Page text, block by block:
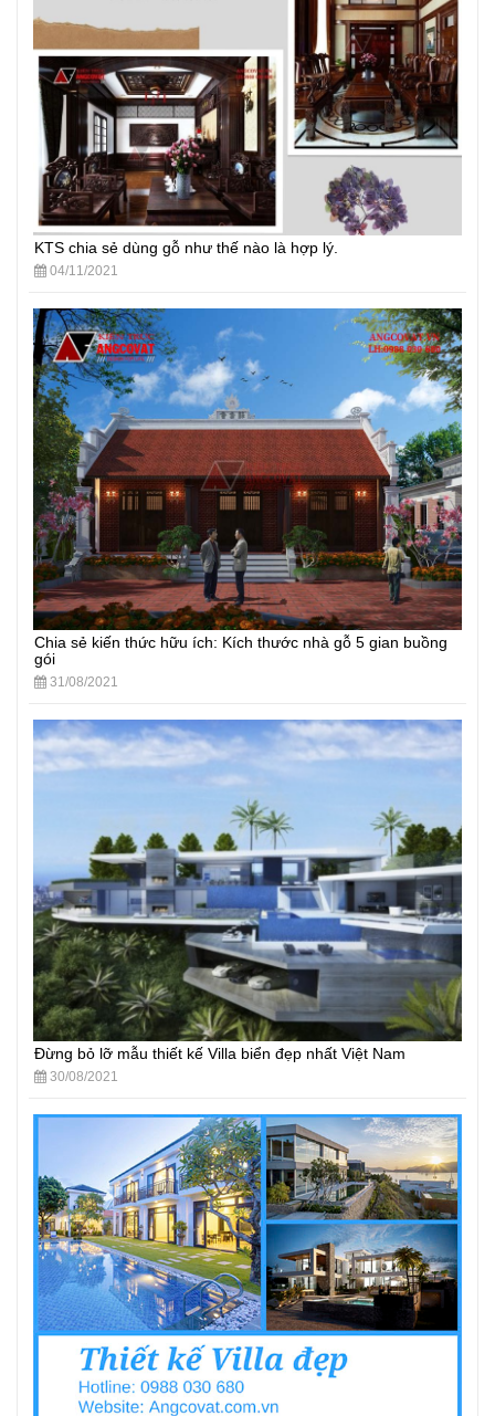
KTS chia sẻ dùng gỗ như thế nào là hợp lý.
04/11/2021
Chia sẻ kiến thức hữu ích: Kích thước nhà gỗ 5 gian buồng
gói
31/08/2021
Đừng bỏ lỡ mẫu thiết kế Villa biển đẹp nhất Việt Nam
30/08/2021